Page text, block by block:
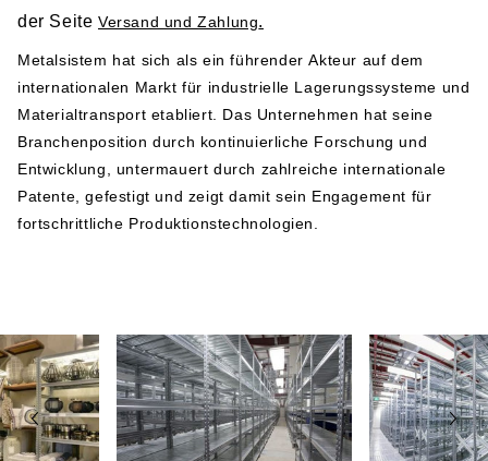
Metalsistem
Viale dell’Industria 2
38068 Rovereto
Italy
Telefonnummer: +39 0464 303030
der Seite Versand und Zahlung.
Metalsistem hat sich als ein führender Akteur auf dem
internationalen Markt für industrielle Lagerungssysteme und
Materialtransport etabliert. Das Unternehmen hat seine
Branchenposition durch kontinuierliche Forschung und
Entwicklung, untermauert durch zahlreiche internationale
Patente, gefestigt und zeigt damit sein Engagement für
fortschrittliche Produktionstechnologien.